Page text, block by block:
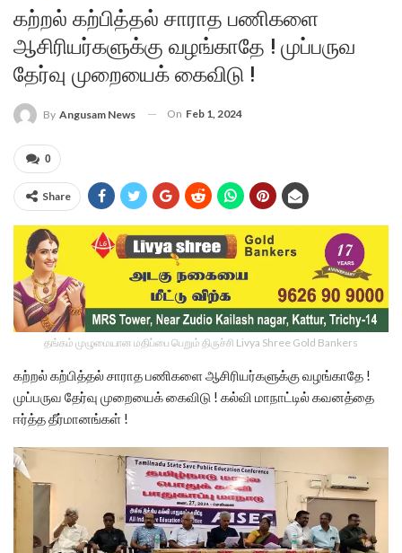
கற்றல் கற்பித்தல் சாராத பணிகளை
ஆசிரியர்களுக்கு வழங்காதே ! முப்பருவ
தேர்வு முறையைக் கைவிடு !
By Angusam News On Feb 1, 2024
0
Share
தங்கம் முழுமையான மதிப்பை பெறும் திருச்சி Livya Shree Gold Bankers
கற்றல் கற்பித்தல் சாராத பணிகளை ஆசிரியர்களுக்கு வழங்காதே !
முப்பருவ தேர்வு முறையைக் கைவிடு ! கல்வி மாநாட்டில் கவனத்தை
ஈர்த்த தீர்மானங்கள் !